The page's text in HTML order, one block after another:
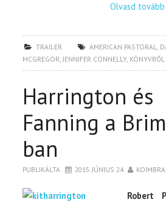
Olvasd tovább
TRAILER AMERICAN PASTORAL,
MCGREGOR,JENNIFER CONNELLY,
Harrington és
Fanning a
ban
PUBLIKÁLTA 2015. JÚNIUS 24. KOIMBRA
Robert